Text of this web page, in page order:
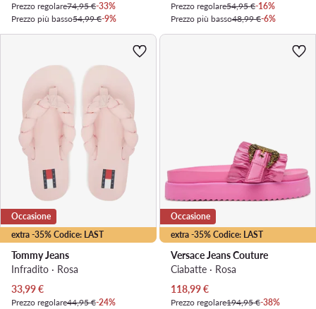
Prezzo regolare74,95 €-33%
Prezzo più basso54,99 €-9%
Prezzo regolare54,95 €-16%
Prezzo più basso48,99 €-6%
extra -35% Codice: LAST
Occasione
Tommy Jeans
Infradito · Rosa
Prezzo attuale
33,99€
Prezzo regolare44,95 €-24%
extra -35% Codice: LAST
Occasione
Versace Jeans Couture
Ciabatte · Rosa
Prezzo attuale
118,99€
Prezzo regolare194,95 €-38%